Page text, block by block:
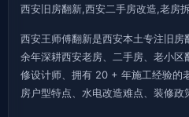
西安旧房翻新,西安二手房改造,老房
西安王师傅翻新是西安本土专注旧
余年深耕西安老房、二手房、老小区
修设计师、拥有 20 + 年施工经验的
房户型特点、水电改造难点、装修政